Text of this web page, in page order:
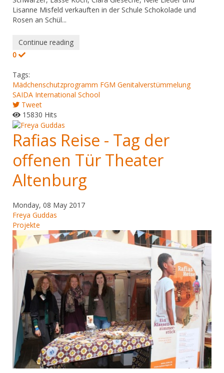
Lisanne Misfeld verkauften in der Schule Schokolade und
Rosen an Schül...
Continue reading
0
Tags:
Mädchenschutzprogramm FGM Genitalverstümmelung
SAIDA International School
Tweet
15830 Hits
Rafias Reise - Tag der
offenen Tür Theater
Altenburg
Monday, 08 May 2017
Freya Guddas
Projekte